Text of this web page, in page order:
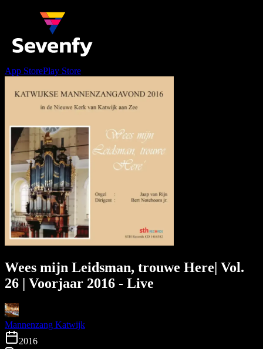
App StorePlay Store
Wees mijn Leidsman, trouwe Here| Vol.
26 | Voorjaar 2016 - Live
Mannenzang Katwijk
2016